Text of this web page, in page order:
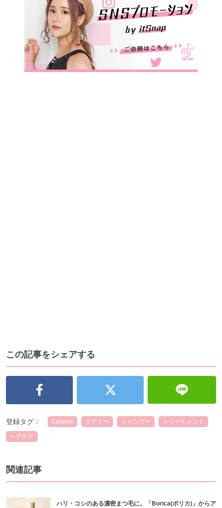
この記事をシェアする
登録タグ： Careme ケアミー シャンプー トリートメント
ヘアケア
関連記事
ハリ・コシのある濃密まつ毛に。「Borica(ボリカ)」からア